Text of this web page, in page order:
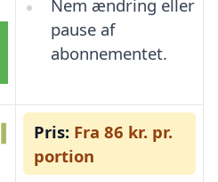
Nem ændring eller
pause af
abonnementet.
Pris: Fra 86 kr. pr.
portion